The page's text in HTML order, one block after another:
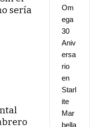
sería
Om
ega
30
Aniv
ersa
rio
en
Starl
ite
Mar
bella